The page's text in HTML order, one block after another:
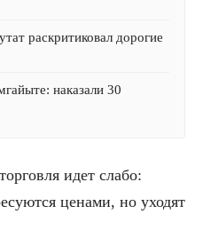
раскритиковал дорогие
наказали 30
идет слабо:
ценами, но уходят